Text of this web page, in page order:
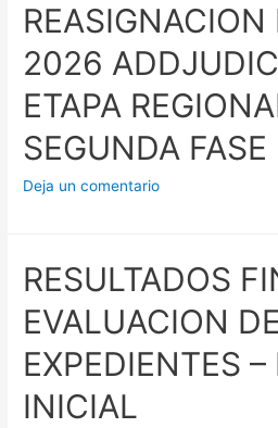
REASIGNACION
2026
ETAPA
SEGUNDA FASE
Deja un comentario
RESULTADOS
EVALUACION DE
EXPEDIENTES –
INICIAL